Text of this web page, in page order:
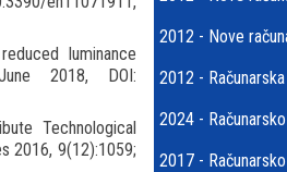
luminance
2018, DOI:
Technological
2016, 9(12):1059;
2012 - Nove
2012 -
2024 -
2017 -